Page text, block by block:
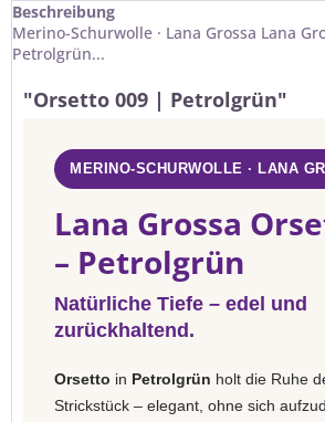
Beschreibung
Merino-Schurwolle · Lana Grossa Lana
Petrolgrün...
"Orsetto 009 | Petrolgrün"
MERINO-SCHURWOLLE · LANA
Lana Grossa
– Petrolgrün
Natürliche Tiefe – edel und
zurückhaltend.
Orsetto in Petrolgrün holt die Ruhe
Strickstück – elegant, ohne sich